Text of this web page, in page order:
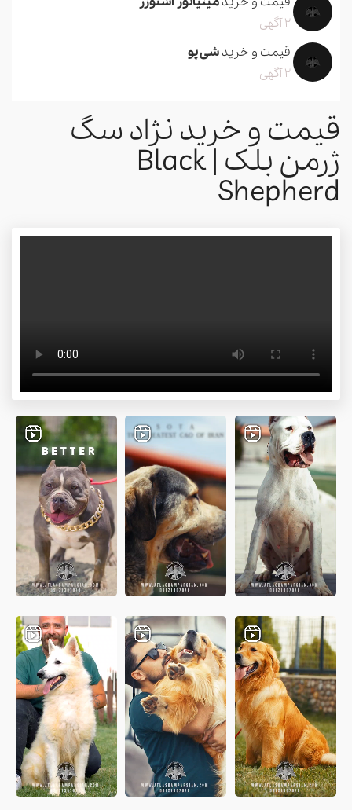
2 آگهی
قیمت و خریدشی پو
2 آگهی
قیمت و خرید نژاد سگ
ژرمن بلک | Black
Shepherd